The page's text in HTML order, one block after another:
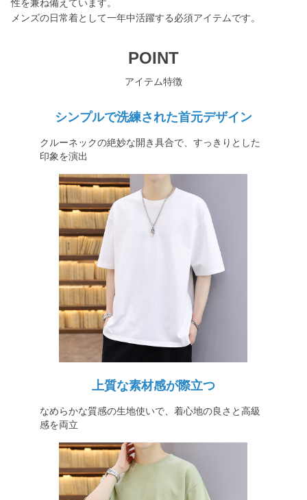
性を兼ね備えています。
メンズの日常着として一年中活躍する必須アイテムです。
POINT
アイテム特徴
シンプルで洗練された首元デザイン
クルーネックの絶妙な開き具合で、すっきりとした
印象を演出
上質な素材感が際立つ
なめらかな質感の生地使いで、着心地の良さと高級
感を両立